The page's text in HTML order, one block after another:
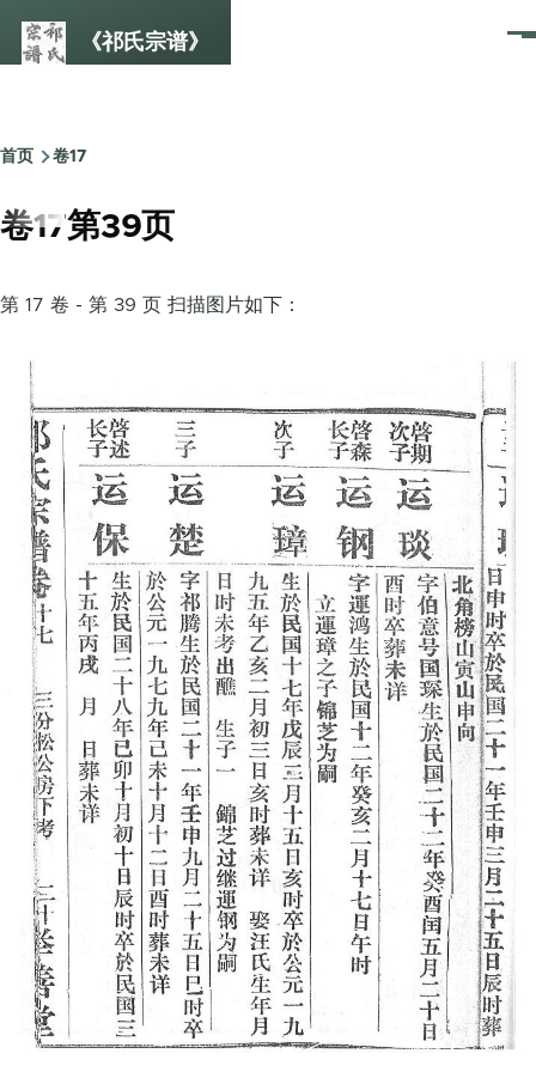
《祁氏宗谱》
菜
面
包
屑
首页 卷17
卷17第39页
第 17 卷 - 第 39 页 扫描图片如下：